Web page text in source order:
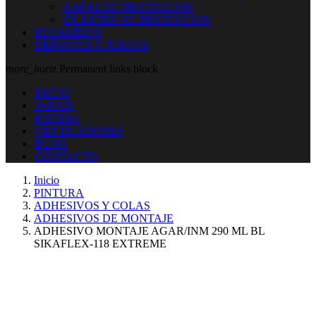
GAFAS DE PROTECCION
GUANTES DE PROTECCION
RECAMBIOS
DEPORTES Y JUEGOS
more_horiz Permanent links block
INICIO
JARDIN
PISCINA
VENTILADORES
BLOG
CONTACTO
Inicio
PINTURA
ADHESIVOS Y COLAS
ADHESIVOS DE MONTAJE
ADHESIVO MONTAJE AGAR/INM 290 ML BL
SIKAFLEX-118 EXTREME